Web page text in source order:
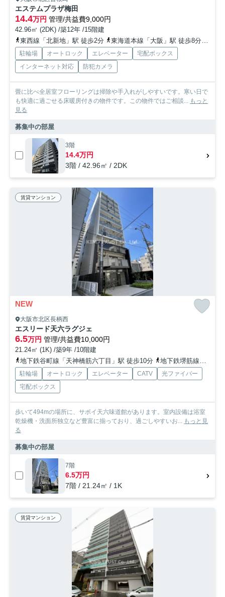
エステムプラザ梅田
14.4万円 管理/共益費9,000円
42.96㎡ (2DK) /築12年 /15階建
東西線「北新地」駅 徒歩2分
東海道本線「大阪」駅 徒歩8分
駐輪場 オートロック エレベーター
宅配ボックス
インターネット対応
防犯カメラ
畳に比べ全居室フローリングは掃除や手入れがしやすいです。寒い日で
も快適に過ごせる床暖房付きの物件です。この物件ではご相談... もっと
見る
募集中の部屋
3階
14.4万円
3階 / 42.96㎡ / 2DK
賃貸マンション
NEW
大阪市北区長柄西
エスリード天六ラグジェ
6.5万円 管理/共益費10,000円
21.24㎡ (1K) /築9年 /10階建
地下鉄谷町線「天神橋筋六丁目」駅 徒歩10分
地下鉄堺筋線「天神橋筋六丁目」駅 徒歩10分
駐輪場 オートロック エレベーター CATV
光ファイバー
宅配ボックス
歩いて494mの場所に、サボイ天六味道館があります。室内設備は浴室
乾燥機・洗面所独立など豊富に揃っており、過ごしやすいお... もっと見
る
募集中の部屋
7階
6.5万円
7階 / 21.24㎡ / 1K
賃貸マンション